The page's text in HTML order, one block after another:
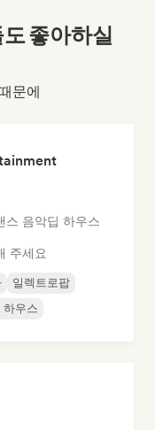
좋아하실
문에
스 음악딥 하우스
주세요
일렉트로팝
하우스